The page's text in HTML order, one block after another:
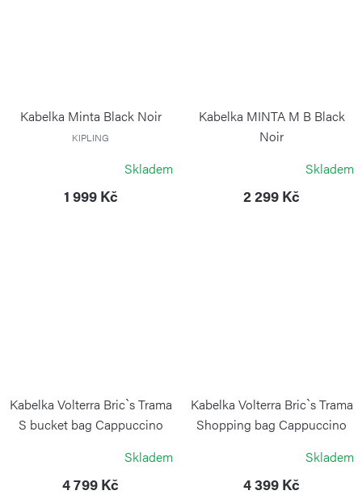
Kabelka Minta Black Noir
KIPLING
Skladem
1 999 Kč
Kabelka MINTA M B Black
Noir
Skladem
2 299 Kč
Kabelka Volterra Bric`s Trama
S bucket bag Cappuccino
Skladem
4 799 Kč
Kabelka Volterra Bric`s Trama
Shopping bag Cappuccino
Skladem
4 399 Kč